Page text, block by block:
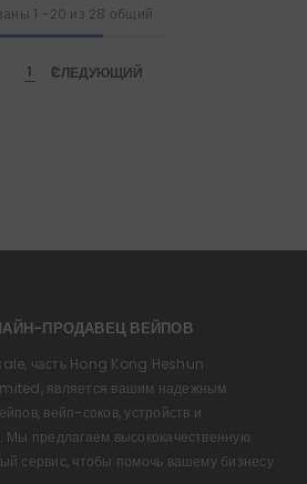
1 -20 из 28 общий
1 2
СЛЕДУЮЩИЙ
ПРОДАВЕЦ ВЕЙПОВ
часть Hong Kong Heshun
является вашим надежным
вейп-соков, устройств и
Мы предлагаем высококачественную
сервис, чтобы помочь вашему бизнесу